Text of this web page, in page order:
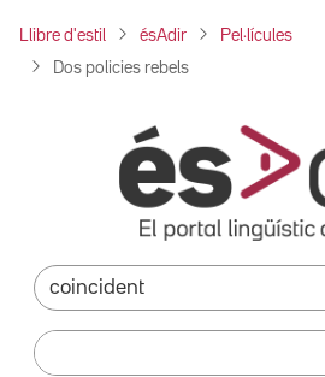
Llibre d'estil ésAdir Pel·lícules
Dos policies rebels